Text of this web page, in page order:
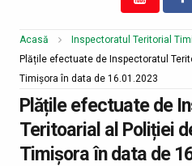
Acasă
Inspectoratul Teritorial
Plățile efectuate de Inspectoratul
Timișora în data de 16.01.2023
Plățile efectuate de
Teritoarial al Poliției
Timișora în data de